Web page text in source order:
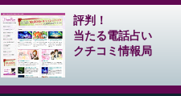
評判！
当たる電話占い
クチコミ情報局